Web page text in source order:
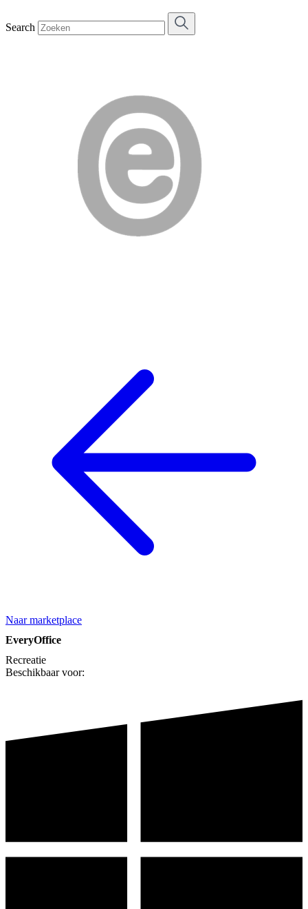
Search
Naar marketplace
EveryOffice
Recreatie
Beschikbaar voor: